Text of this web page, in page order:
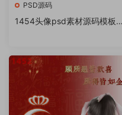
PSD源码
1454头像psd素材源码模板
作教程软件